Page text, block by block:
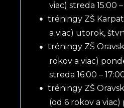
viac) streda 15:00 –
tréningy ZŠ
a viac) utorok,
tréningy ZŠ
rokov a viac)
streda 16:00 –
tréningy ZŠ
(od 6 rokov a